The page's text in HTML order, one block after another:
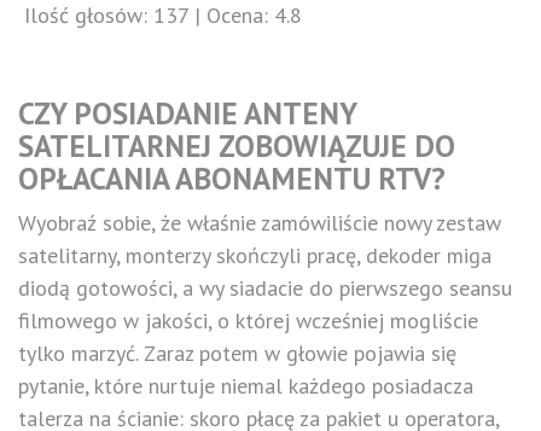
Ilość głosów: 137 | Ocena: 4.8
CZY POSIADANIE ANTENY
SATELITARNEJ ZOBOWIĄZUJE DO
OPŁACANIA ABONAMENTU RTV?
Wyobraź sobie, że właśnie zamówiliście nowy zestaw
satelitarny, monterzy skończyli pracę, dekoder miga
diodą gotowości, a wy siadacie do pierwszego seansu
filmowego w jakości, o której wcześniej mogliście
tylko marzyć. Zaraz potem w głowie pojawia się
pytanie, które nurtuje niemal każdego posiadacza
talerza na ścianie: skoro płacę za pakiet u operatora,